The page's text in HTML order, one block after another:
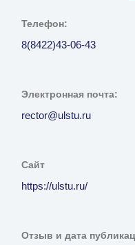
Телефон:
8(8422)43-06-43
Электронная почта:
rector@ulstu.ru
Сайт
https://ulstu.ru/
Отзыв и дата